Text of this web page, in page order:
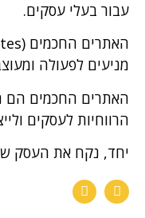
עבור בעלי עסקים.
מניעים לפעולה
האתרים החכמים הם
הרווחיות לעסקים
יחד, נקח את העסק